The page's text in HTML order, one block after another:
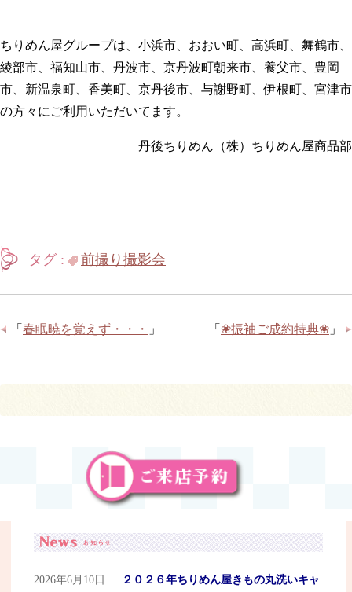
ちりめん屋グループは、小浜市、おおい町、高浜町、舞鶴市、
綾部市、福知山市、丹波市、京丹波町朝来市、養父市、豊岡
市、新温泉町、香美町、京丹後市、与謝野町、伊根町、宮津市
の方々にご利用いただいてます。
丹後ちりめん（株）ちりめん屋商品部
タグ : 前撮り撮影会
「 ❀振袖ご成約特典❀ 」
「 春眠暁を覚えず・・・ 」
2026年6月10日
２０２６年ちりめん屋きもの丸洗いキャ